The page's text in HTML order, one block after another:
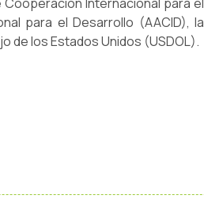
para el Desarrollo (AACID), la
de los Estados Unidos (USDOL).